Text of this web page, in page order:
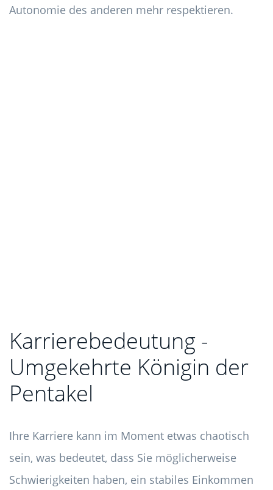
Autonomie des anderen mehr respektieren.
Karrierebedeutung -
Umgekehrte Königin der
Pentakel
Ihre Karriere kann im Moment etwas chaotisch
sein, was bedeutet, dass Sie möglicherweise
Schwierigkeiten haben, ein stabiles Einkommen